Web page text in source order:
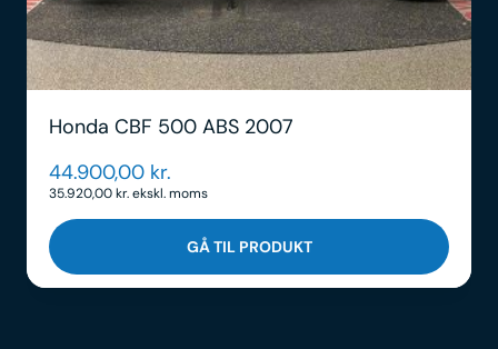
Honda CBF 500 ABS 2007
44.900,00 kr.
35.920,00kr.ekskl. moms
GÅ TIL PRODUKT